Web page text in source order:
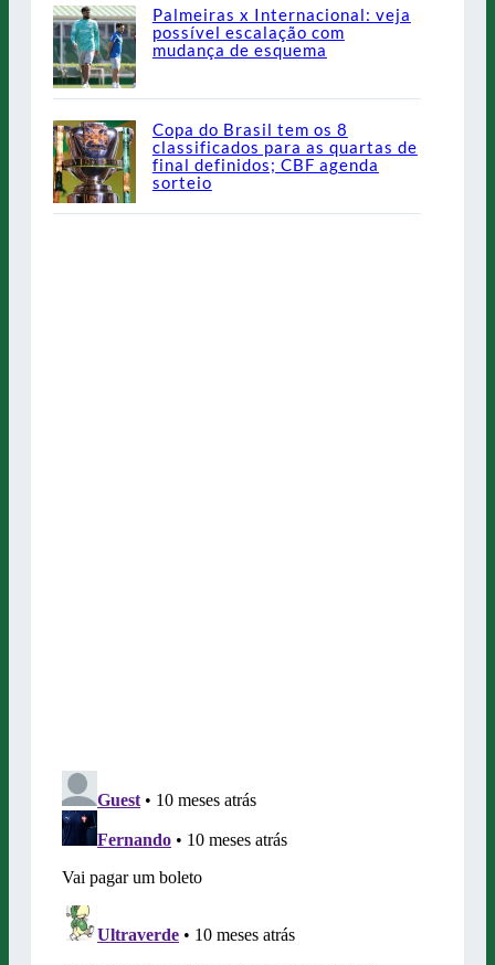
Palmeiras x Internacional: veja
possível escalação com
mudança de esquema
Copa do Brasil tem os 8
classificados para as quartas de
final definidos; CBF agenda
sorteio